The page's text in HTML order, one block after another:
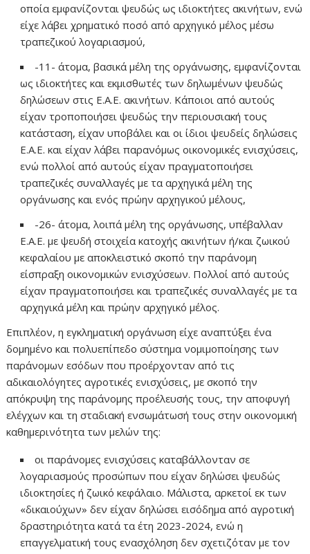
οποία εμφανίζονται ψευδώς ως ιδιοκτήτες ακινήτων, ενώ
είχε λάβει χρηματικό ποσό από αρχηγικό μέλος μέσω
τραπεζικού λογαριασμού,
-11- άτομα, βασικά μέλη της οργάνωσης, εμφανίζονται
ως ιδιοκτήτες και εκμισθωτές των δηλωμένων ψευδώς
δηλώσεων στις Ε.Α.Ε. ακινήτων. Κάποιοι από αυτούς
είχαν τροποποιήσει ψευδώς την περιουσιακή τους
κατάσταση, είχαν υποβάλει και οι ίδιοι ψευδείς δηλώσεις
Ε.Α.Ε. και είχαν λάβει παρανόμως οικονομικές ενισχύσεις,
ενώ πολλοί από αυτούς είχαν πραγματοποιήσει
τραπεζικές συναλλαγές με τα αρχηγικά μέλη της
οργάνωσης και ενός πρώην αρχηγικού μέλους,
-26- άτομα, λοιπά μέλη της οργάνωσης, υπέβαλλαν
Ε.Α.Ε. με ψευδή στοιχεία κατοχής ακινήτων ή/και ζωικού
κεφαλαίου με αποκλειστικό σκοπό την παράνομη
είσπραξη οικονομικών ενισχύσεων. Πολλοί από αυτούς
είχαν πραγματοποιήσει και τραπεζικές συναλλαγές με τα
αρχηγικά μέλη και πρώην αρχηγικό μέλος.
Επιπλέον, η εγκληματική οργάνωση είχε αναπτύξει ένα
δομημένο και πολυεπίπεδο σύστημα νομιμοποίησης των
παράνομων εσόδων που προέρχονταν από τις
αδικαιολόγητες αγροτικές ενισχύσεις, με σκοπό την
απόκρυψη της παράνομης προέλευσής τους, την αποφυγή
ελέγχων και τη σταδιακή ενσωμάτωσή τους στην οικονομική
καθημερινότητα των μελών της:
οι παράνομες ενισχύσεις καταβάλλονταν σε
λογαριασμούς προσώπων που είχαν δηλώσει ψευδώς
ιδιοκτησίες ή ζωικό κεφάλαιο. Μάλιστα, αρκετοί εκ των
«δικαιούχων» δεν είχαν δηλώσει εισόδημα από αγροτική
δραστηριότητα κατά τα έτη 2023-2024, ενώ η
επαγγελματική τους ενασχόληση δεν σχετιζόταν με τον